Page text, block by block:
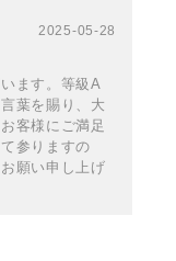
2025-05-28
ます。等級A
葉を賜り、大
客様にご満足
参りますの
願い申し上げ